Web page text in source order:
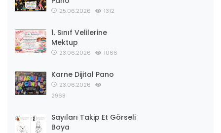
25.06.2026 1312
1. Sınıf Velilerine
Mektup
23.06.2026 1066
Karne Dijital Pano
23.06.2026
2968
Sayıları Takip Et Görseli
Boya